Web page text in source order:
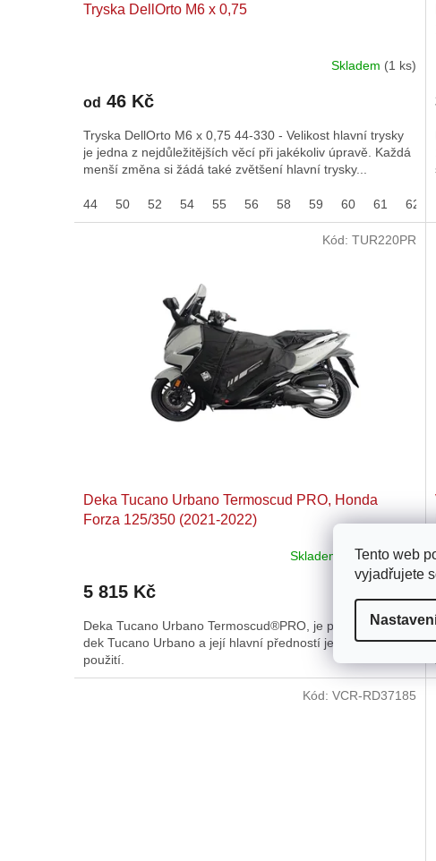
Tento web
vyjadřujete
Tryska DellOrto M6 x 0,75
Skladem (1 ks)
od 46 Kč
Tryska DellOrto M6 x 0,75 44-330 - Velikost hlavní trysky
je jedna z nejdůležitějších věcí při jakékoliv úpravě. Každá
menší změna si žádá také zvětšení hlavní trysky...
44 50 52 54 55 56 58 59 60 61 62
Deka Tucano Urbano Termoscud PRO, Honda
Forza 125/350 (2021-2022)
Skladem u dodavatele
5 815 Kč
Deka Tucano Urbano Termoscud®PRO, je poslední verzí
dek Tucano Urbano a její hlavní předností je celoroční
použití.
Kód: TUR220PR
Kód: VCR-RD37185